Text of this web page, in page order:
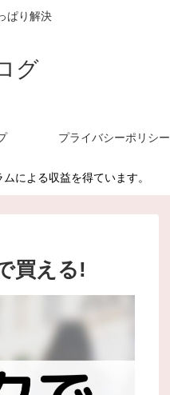
ぱり解決
グ
プライバシーポリシー
による収益を得ています。
買える!